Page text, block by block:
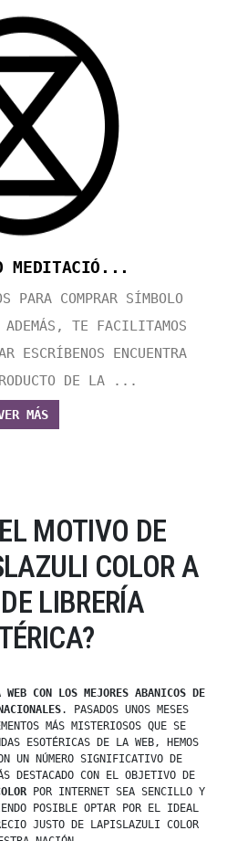
MEDITACIÓ...
PARA COMPRAR SÍMBOLO
TE FACILITAMOS
ESCRÍBENOS ENCUENTRA
DE LA ...
MÁS
MOTIVO DE
COLOR A
LIBRERÍA
WEB CON LOS MEJORES ABANICOS DE
. PASADOS UNOS MESES
MÁS MISTERIOSOS QUE SE
ESOTÉRICAS DE LA WEB, HEMOS
UN NÚMERO SIGNIFICATIVO DE
DESTACADO CON EL OBJETIVO DE
POR INTERNET SEA SENCILLO Y
POSIBLE OPTAR POR EL IDEAL
JUSTO DE LAPISLAZULI COLOR